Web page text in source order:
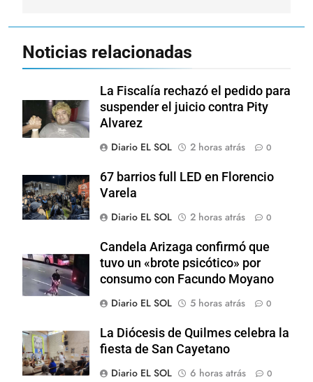
Noticias relacionadas
La Fiscalía rechazó el pedido para
suspender el juicio contra Pity
Alvarez
Diario EL SOL
2 horas atrás 0
67 barrios full LED en Florencio
Varela
Diario EL SOL
2 horas atrás 0
Candela Arizaga confirmó que
tuvo un «brote psicótico» por
consumo con Facundo Moyano
Diario EL SOL
5 horas atrás 0
La Diócesis de Quilmes celebra la
fiesta de San Cayetano
Diario EL SOL
6 horas atrás 0